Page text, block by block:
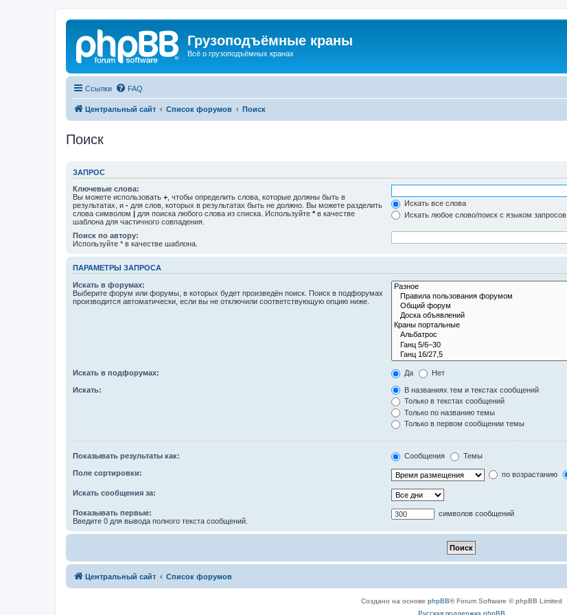
Грузоподъёмные краны
Всё о грузоподъёмных кранах
Ссылки FAQ
Центральный сайт Список форумов Поиск
Поиск
ЗАПРОС
Ключевые слова:
Вы можете использовать + , чтобы определить слова, которые должны быть в
результатах, и - для слов, которых в результатах быть не должно. Вы можете разделить
слова символом | для поиска любого слова из списка. Используйте * в качестве
шаблона для частичного совпадения.
Искать все слова
Искать любое слово/поиск с языком запросов
Поиск по автору:
Используйте * в качестве шаблона.
ПАРАМЕТРЫ ЗАПРОСА
Искать в форумах:
Выберите форум или форумы, в которых будет произведён поиск. Поиск в подфорумах
производится автоматически, если вы не отключили соответствующую опцию ниже.
Искать в подфорумах: Да Нет
Искать:
В названиях тем и текстах сообщений
Только в текстах сообщений
Только по названию темы
Только в первом сообщении темы
Показывать результаты как: Сообщения Темы
Поле сортировки: по возрастанию
Искать сообщения за:
Показывать первые:
Введите 0 для вывода полного текста сообщений.
символов сообщений
Центральный сайт Список форумов
Создано на основе phpBB® Forum Software © phpBB Limited
Русская поддержка phpBB